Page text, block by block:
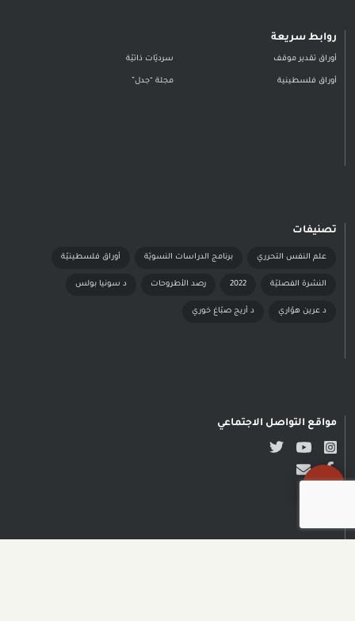
روابط سريعة
أوراق تقدير موقف سرديّات ذاتيّة
أوراق فلسطينية مجلة “جدل”
تصنيفات
علم النفس التحرري برنامج الدراسات النسويّة أوراق فلسطينيّة
النشرة الفصليّة 2022 رصد الأطروحات د سونيا بولس
د عرين هوّاري د أريج صبّاغ خوري
مواقع التواصل الاجتماعي